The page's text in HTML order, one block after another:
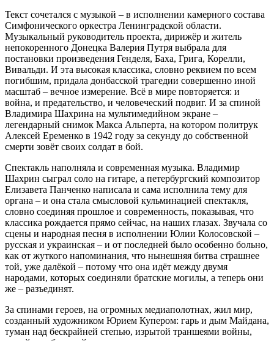
Текст сочетался с музыкой – в исполнении камерного состава
Симфонического оркестра Ленинградской области.
Музыкальный руководитель проекта, дирижёр и житель
непокоренного Донецка Валерия Путря выбрала для
постановки произведения Генделя, Баха, Грига, Корелли,
Вивальди. И эта высокая классика, словно реквием по всем
погибшим, придала донбасской трагедии совершенно иной
масштаб – вечное измерение. Всё в мире повторяется: и
война, и предательство, и человеческий подвиг. И за спиной
Владимира Шахрина на мультимедийном экране –
легендарный снимок Макса Альперта, на котором политрук
Алексей Еременко в 1942 году за секунду до собственной
смерти зовёт своих солдат в бой.
Спектакль наполняла и современная музыка. Владимир
Шахрин сыграл соло на гитаре, а петербургский композитор
Елизавета Панченко написала и сама исполнила тему для
органа – и она стала смысловой кульминацией спектакля,
словно соединяя прошлое и современность, показывая, что
классика рождается прямо сейчас, на наших глазах. Звучала со
сцены и народная песня в исполнении Юлии Колосовской –
русская и украинская – и от последней было особенно больно,
как от жуткого напоминания, что нынешняя битва страшнее
той, уже далёкой – потому что она идёт между двумя
народами, которых соединяли братские могилы, а теперь они
же – разъединят.
За спинами героев, на огромных медиаполотнах, жил мир,
созданный художником Юрием Купером: гарь и дым Майдана,
туман над бескрайней степью, изрытой траншеями войны,